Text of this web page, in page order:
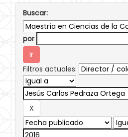
Buscar:
por
Filtros actuales: